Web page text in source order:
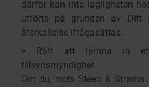
därför kan inte lagligheten
utförts på grunden av Ditt
återkallelse ifrågasättas.
> Rätt att lämna in
tillsynsmyndighet
Om du, trots Steen &